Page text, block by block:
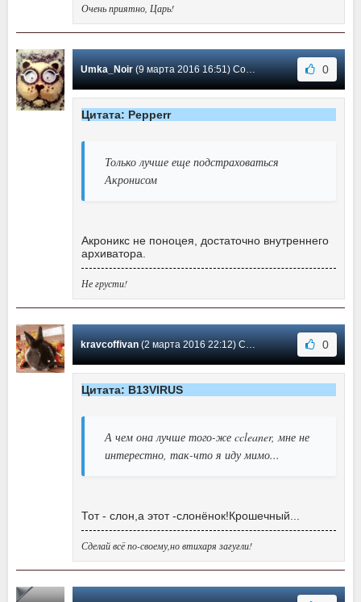
Очень приятно, Царь!
Umka_Noir(9 марта 2016 16:51) Сообщение #19 0
Цитата: Pepperr
Только лучше еще подстраховаться
Акронисом
Акроникс не поноцея, достаточно внутреннего
архиватора.
Не грусти!
kravcoffivan(2 марта 2016 22:12) Сообщение #18 0
Цитата: B13VIRUS
А чем она лучше того-же ccleaner, мне не
интерестно, так-что я иду мимо...
Тот - слон,а этот -слонёнок!Крошечный...
Сделай всё по-своему,но втихаря загугли!